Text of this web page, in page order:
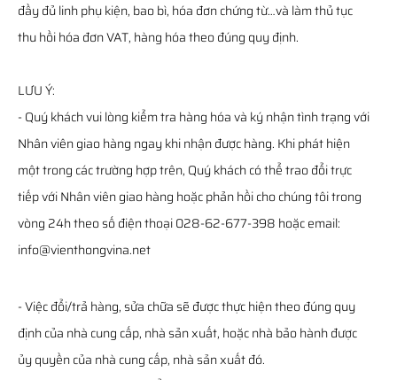
đầy đủ linh phụ kiện, bao bì, hóa đơn chứng từ…và làm thủ tục
thu hồi hóa đơn VAT, hàng hóa theo đúng quy định.
LƯU Ý:
- Quý khách vui lòng kiểm tra hàng hóa và ký nhận tình trạng với
Nhân viên giao hàng ngay khi nhận được hàng. Khi phát hiện
một trong các trường hợp trên, Quý khách có thể trao đổi trực
tiếp với Nhân viên giao hàng hoặc phản hồi cho chúng tôi trong
vòng 24h theo số điện thoại 028-62-677-398 hoặc email:
info@vienthongvina.net
- Việc đổi/trả hàng, sửa chữa sẽ được thực hiện theo đúng quy
định của nhà cung cấp, nhà sản xuất, hoặc nhà bảo hành được
ủy quyền của nhà cung cấp, nhà sản xuất đó.